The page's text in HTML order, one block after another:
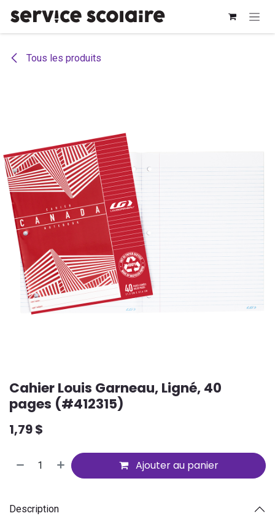
Tous les produits
Cahier Louis Garneau, Ligné, 40
pages (#412315)
1,79$
Ajouter au panier
Description